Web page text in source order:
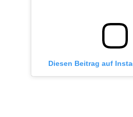
Diesen Beitrag auf